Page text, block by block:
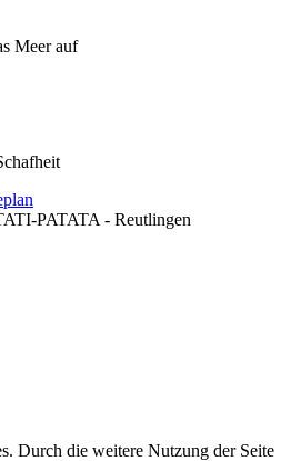
Meer auf
PATATA - Reutlingen
Durch die weitere Nutzung der Seite